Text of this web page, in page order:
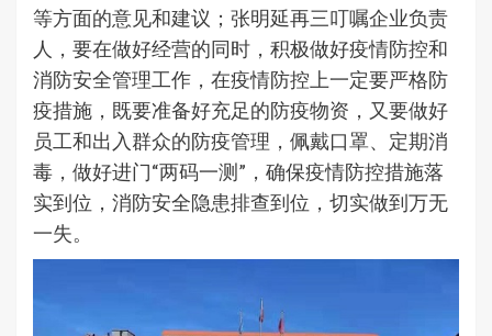
等方面的意见和建议；张明延再三叮嘱企业负责
人，要在做好经营的同时，积极做好疫情防控和
消防安全管理工作，在疫情防控上一定要严格防
疫措施，既要准备好充足的防疫物资，又要做好
员工和出入群众的防疫管理，佩戴口罩、定期消
毒，做好进门“两码一测”，确保疫情防控措施落
实到位，消防安全隐患排查到位，切实做到万无
一失。